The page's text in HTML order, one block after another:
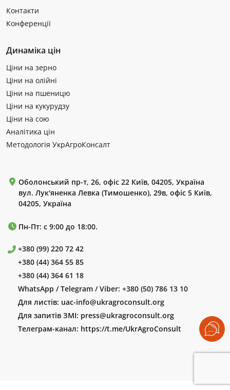
Контакти
Конференції
Динаміка цін
Ціни на зерно
Ціни на олійні
Ціни на пшеницю
Ціни на кукурудзу
Ціни на сою
Аналітика цін
Методологія УкрАгроКонсалт
Оболонський пр-т, 26, офіс 22 Київ, 04205, Україна
вул. Лук'яненка Левка (Тимошенко), 29в, офіс 5 Київ,
04205, Україна
Пн-Пт: с 9:00 до 18:00.
+380 (99) 220 72 42
+380 (44) 364 55 85
+380 (44) 364 61 18
WhatsApp / Telegram / Viber: +380 (50) 786 13 10
Для листів: uac-info@ukragroconsult.org
Для запитів ЗМІ: press@ukragroconsult.org
Телеграм-канал: https://t.me/UkrAgroConsult